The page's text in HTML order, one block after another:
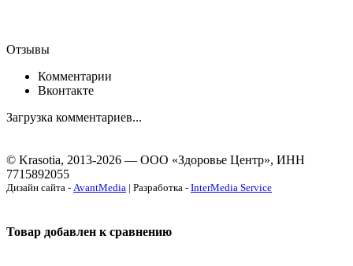
Отзывы
Комментарии
Вконтакте
Загрузка комментариев...
© Krasotia, 2013-2026 — ООО «Здоровье Центр», ИНН
7715892055
Дизайн сайта - AvantMedia | Разработка - InterMedia Service
Товар добавлен к сравнению